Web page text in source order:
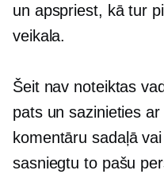
un apspriest, kā tur
veikala.
Šeit nav noteiktas
pats un sazinieties
komentāru sadaļā
sasniegtu to pašu